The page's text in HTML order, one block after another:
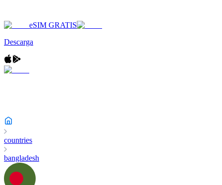
eSIM GRATIS
Descarga
countries
bangladesh